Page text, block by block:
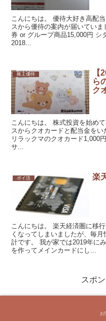
こんにちは。 優待大好き高配
スから優待の案内が届いていま
券 or グループ商品15,000円 シ
2018...
株主優待
【
ら
ク
こんにちは。 株式投資を始め
スからクオカードと配当金を
リラックマのクオカード1,000
サ...
ポイ活 楽
こんにちは。 楽天経済圏に移
くなってしまいましたが、毎
計です。 我が家では2019年に
を作ってメインカードにし...
スポ
お